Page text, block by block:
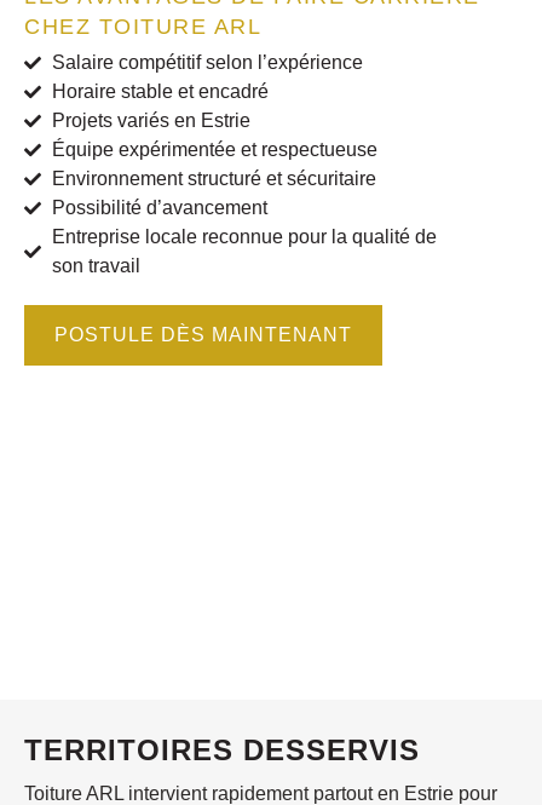
CHEZ TOITURE ARL
Salaire compétitif selon l’expérience
Horaire stable et encadré
Projets variés en Estrie
Équipe expérimentée et respectueuse
Environnement structuré et sécuritaire
Possibilité d’avancement
Entreprise locale reconnue pour la qualité de
son travail
POSTULE DÈS MAINTENANT
TERRITOIRES DESSERVIS
Toiture ARL intervient rapidement partout en Estrie pour